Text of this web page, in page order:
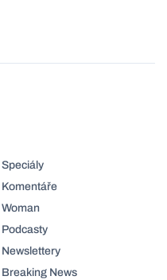
Speciály
Komentáře
Woman
Podcasty
Newslettery
Breaking News